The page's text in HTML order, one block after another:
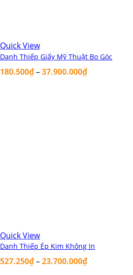
Quick View
Danh Thiếp Giấy Mỹ Thuật Bo Góc
180.500₫–37.900.000₫
Quick View
Danh Thiếp Ép Kim Không In
527.250₫–23.700.000₫